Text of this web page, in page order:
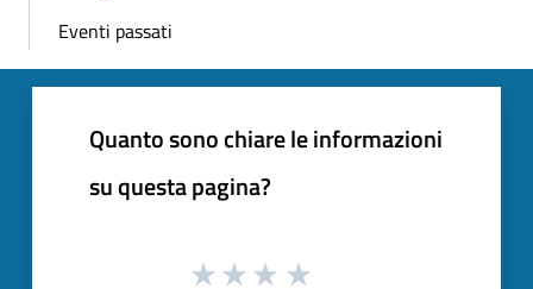
Eventi passati
Quanto sono chiare le informazioni
su questa pagina?